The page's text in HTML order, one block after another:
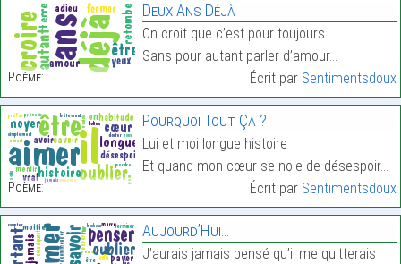
Poème:
Deux Ans Déjà
On croit que c’est pour toujours
Sans pour autant parler d’amour…
Écrit par Sentimentsdoux
Poème:
Pourquoi Tout Ça ?
Lui et moi longue histoire
Et quand mon cœur se noie de désespoir…
Écrit par Sentimentsdoux
Aujourd’Hui…
J’aurais jamais pensé qu’il me quitterais